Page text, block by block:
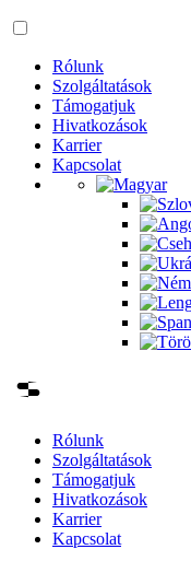
Rólunk
Szolgáltatások
Támogatjuk
Hivatkozások
Karrier
Kapcsolat
Rólunk
Szolgáltatások
Támogatjuk
Hivatkozások
Karrier
Kapcsolat